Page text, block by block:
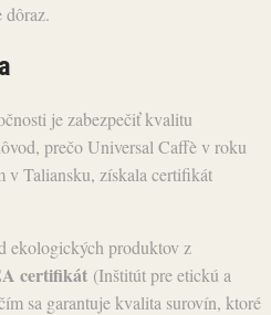
dôraz.
je zabezpečiť kvalitu
prečo Universal Caffè v roku
v Taliansku, získala certifikát
ekologických produktov z
certifikát (Inštitút pre etickú a
sa garantuje kvalita surovín, ktoré